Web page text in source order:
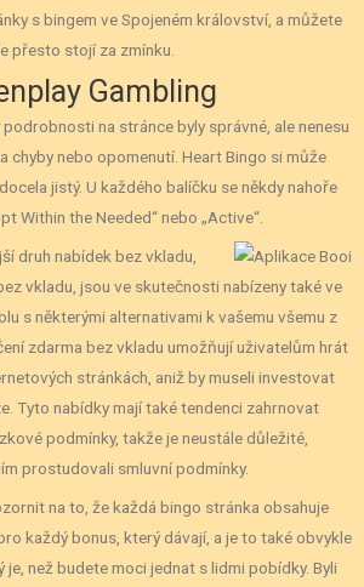
s bingem ve Spojeném království, a můžete
přesto stojí za zmínku.
Gambling
podrobnosti na stránce byly správné, ale nenesu
chyby nebo opomenutí. Heart Bingo si může
jistý. U každého balíčku se někdy nahoře
Within the Needed“ nebo „Active“.
druh nabídek bez vkladu,
vkladu, jsou ve skutečnosti nabízeny také ve
s některými alternativami k vašemu všemu z
zdarma bez vkladu umožňují uživatelům hrát
stránkách, aniž by museli investovat
Tyto nabídky mají také tendenci zahrnovat
podmínky, takže je neustále důležité,
prostudovali smluvní podmínky.
na to, že každá bingo stránka obsahuje
každý bonus, který dávají, a je to také obvykle
než budete moci jednat s lidmi pobídky. Byli